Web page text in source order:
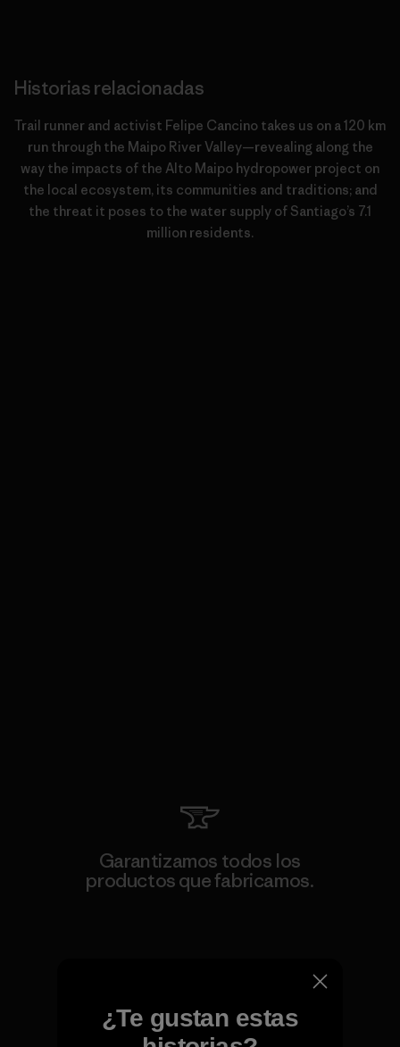
Historias relacionadas
Trail runner and activist Felipe Cancino takes us on a 120 km
run through the Maipo River Valley—revealing along the
way the impacts of the Alto Maipo hydropower project on
the local ecosystem, its communities and traditions; and
the threat it poses to the water supply of Santiago’s 7.1
million residents.
Garantizamos todos los
productos que fabricamos.
¿Te gustan estas